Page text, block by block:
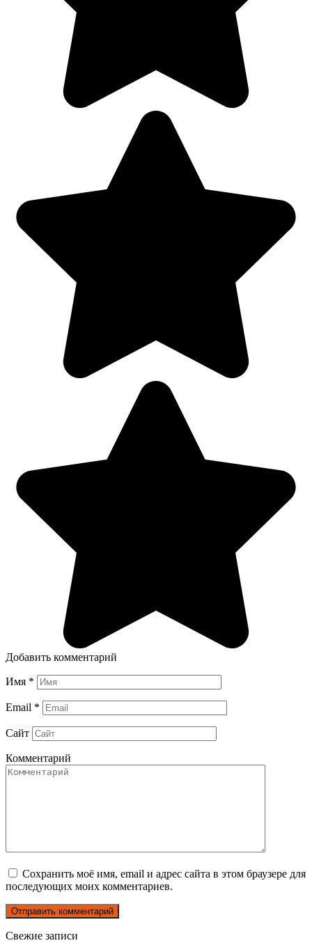
Добавить комментарий
Имя *
Email *
Сайт
Комментарий
Сохранить моё имя, email и адрес сайта в этом браузере для
последующих моих комментариев.
Свежие записи